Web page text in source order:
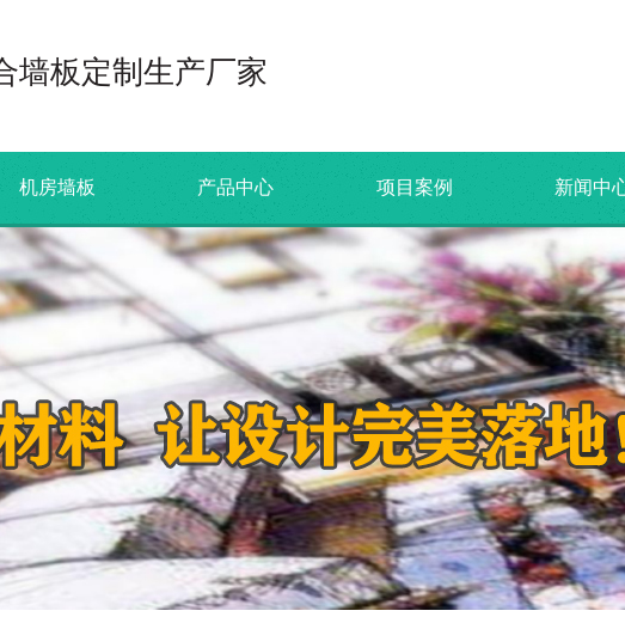
墙板定制生产厂家
机房墙板 产品中心 项目案例 新闻中